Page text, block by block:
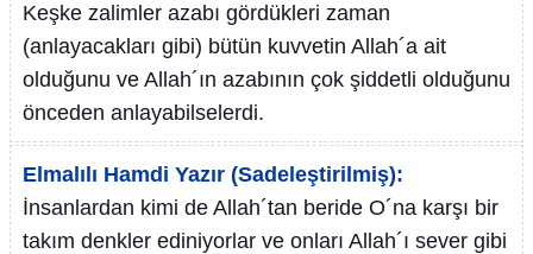
Keşke zalimler azabı gördükleri zaman
(anlayacakları gibi) bütün kuvvetin Allah´a ait
olduğunu ve Allah´ın azabının çok şiddetli olduğunu
önceden anlayabilselerdi.
Elmalılı Hamdi Yazır (Sadeleştirilmiş):
İnsanlardan kimi de Allah´tan beride O´na karşı bir
takım denkler ediniyorlar ve onları Allah´ı sever gibi